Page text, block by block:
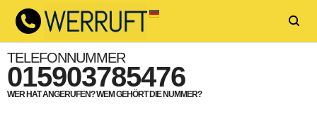
TELEFONNUMMER
015903785476
WER HAT ANGERUFEN? WEM GEHÖRT DIE NUMMER?